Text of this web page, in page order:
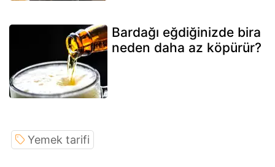
Bardağı eğdiğinizde bira
neden daha az köpürür?
Yemek tarifi